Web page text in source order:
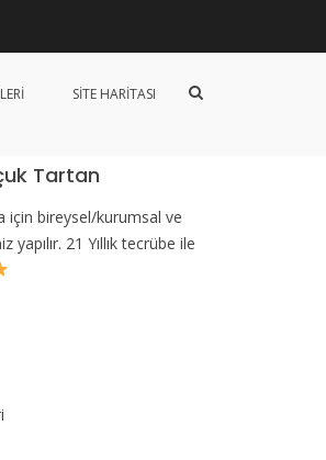
SITE HARITASI
Arama
Tartan
için bireysel/kurumsal ve
21 Yıllık tecrübe ile